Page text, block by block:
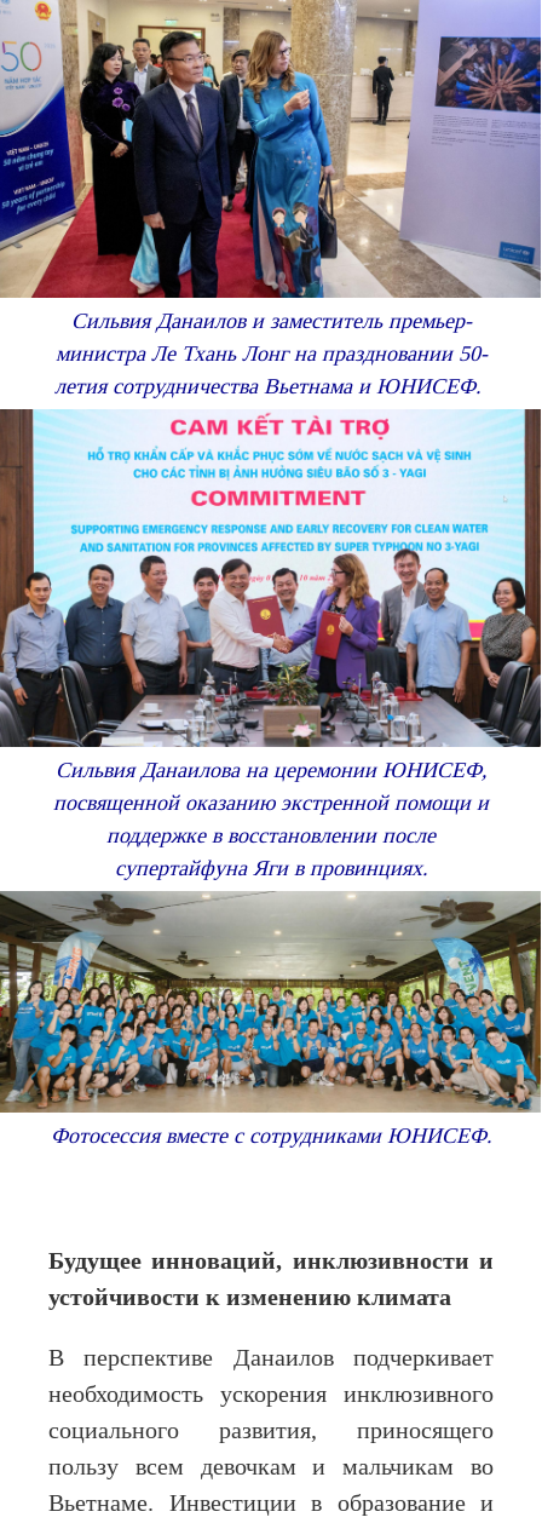
Сильвия Данаилов и заместитель премьер-
министра Ле Тхань Лонг на праздновании 50-
летия сотрудничества Вьетнама и ЮНИСЕФ.
Сильвия Данаилова на церемонии ЮНИСЕФ,
посвященной оказанию экстренной помощи и
поддержке в восстановлении после
супертайфуна Яги в провинциях.
Фотосессия вместе с сотрудниками ЮНИСЕФ.
Будущее инноваций, инклюзивности и
устойчивости к изменению климата
В перспективе Данаилов подчеркивает
необходимость ускорения инклюзивного
социального развития, приносящего
пользу всем девочкам и мальчикам во
Вьетнаме. Инвестиции в образование и